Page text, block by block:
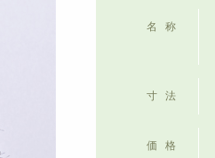
名称
寸法
価格